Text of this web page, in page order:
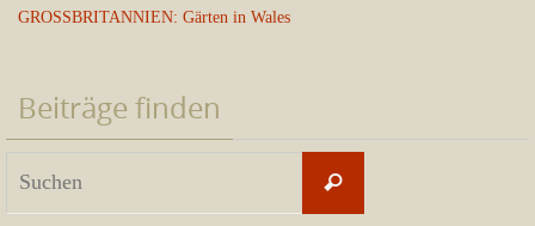
GROSSBRITANNIEN: Gärten in Wales
Beiträge finden
Suchen